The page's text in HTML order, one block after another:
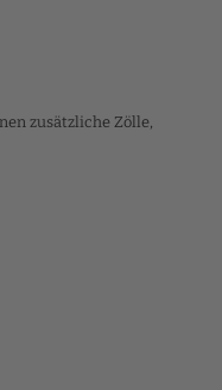
zusätzliche Zölle,